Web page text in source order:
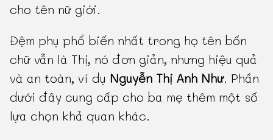
cho tên nữ giới.
Đệm phụ phổ biến nhất trong họ tên bốn
chữ vẫn là Thị, nó đơn giản, nhưng hiệu quả
và an toàn, ví dụ Nguyễn Thị Anh Như. Phần
dưới đây cung cấp cho ba mẹ thêm một số
lựa chọn khả quan khác.